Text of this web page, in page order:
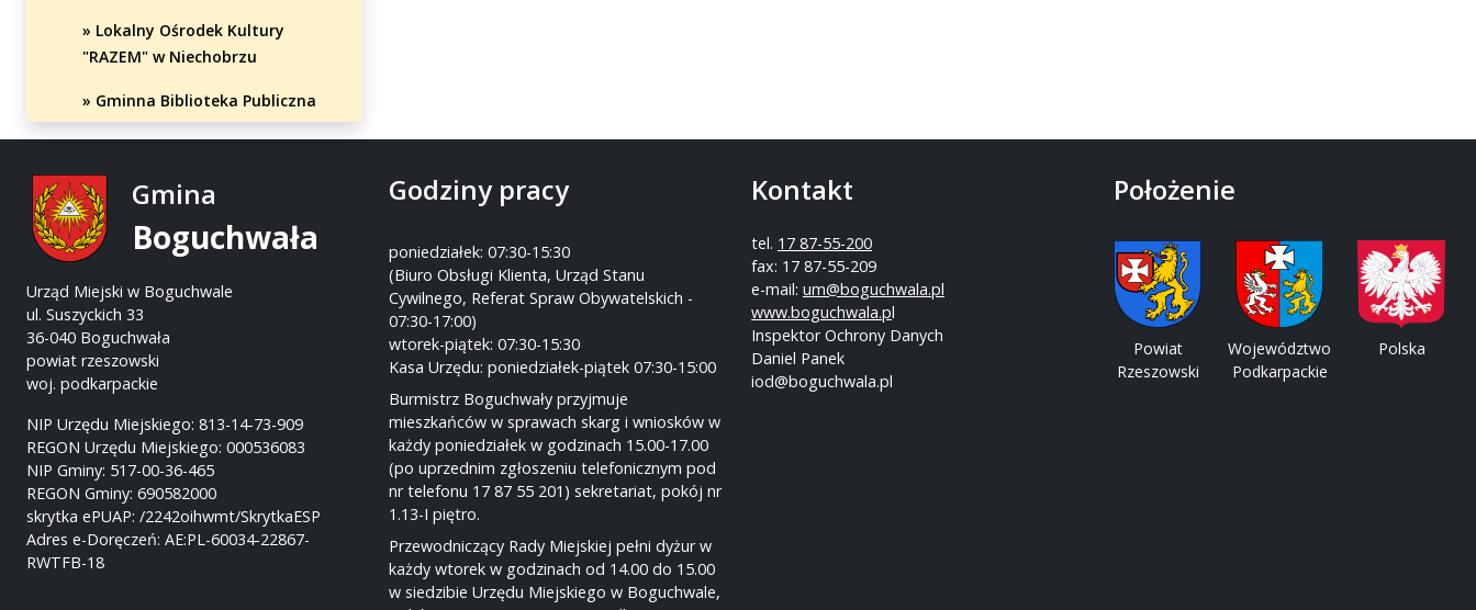
» Lokalny Ośrodek Kultury
"RAZEM" w Niechobrzu
» Gminna Biblioteka Publiczna
Gmina
Boguchwała
Urząd Miejski w Boguchwale
ul. Suszyckich 33
36-040 Boguchwała
powiat rzeszowski
woj. podkarpackie
NIP Urzędu Miejskiego: 813-14-73-909
REGON Urzędu Miejskiego: 000536083
NIP Gminy: 517-00-36-465
REGON Gminy: 690582000
skrytka ePUAP: /2242oihwmt/SkrytkaESP
Adres e-Doręczeń: AE:PL-60034-22867-
RWTFB-18
Godziny pracy
poniedziałek: 07:30-15:30
(Biuro Obsługi Klienta, Urząd Stanu
Cywilnego, Referat Spraw Obywatelskich -
07:30-17:00)
wtorek-piątek: 07:30-15:30
Kasa Urzędu: poniedziałek-piątek 07:30-15:00
Burmistrz Boguchwały przyjmuje
mieszkańców w sprawach skarg i wniosków w
każdy poniedziałek w godzinach 15.00-17.00
(po uprzednim zgłoszeniu telefonicznym pod
nr telefonu 17 87 55 201) sekretariat, pokój nr
1.13-I piętro.
Przewodniczący Rady Miejskiej pełni dyżur w
każdy wtorek w godzinach od 14.00 do 15.00
w siedzibie Urzędu Miejskiego w Boguchwale,
Kontakt
tel. 17 87-55-200
fax: 17 87-55-209
e-mail: um@boguchwala.pl
www.boguchwala.pl
Inspektor Ochrony Danych
Daniel Panek
iod@boguchwala.pl
Położenie
Powiat
Rzeszowski
Województwo
Podkarpackie
Polska